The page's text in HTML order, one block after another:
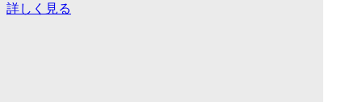
詳しく見る